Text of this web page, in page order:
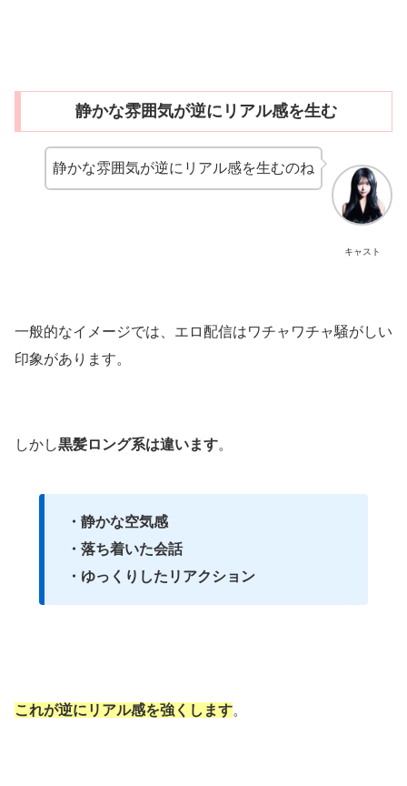
静かな雰囲気が逆にリアル感を生む
キャスト
静かな雰囲気が逆にリアル感を生むのね
一般的なイメージでは、エロ配信はワチャワチャ騒がしい
印象があります。
しかし黒髪ロング系は違います。
・静かな空気感
・落ち着いた会話
・ゆっくりしたリアクション
これが逆にリアル感を強くします。